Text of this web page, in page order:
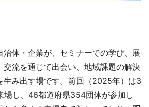
治体・企業が、セミナーでの学び、展
交流を通じて出会い、地域課題の解決
生み出す場です。前回（2025年）は3
場し、46都道府県354団体が参加し